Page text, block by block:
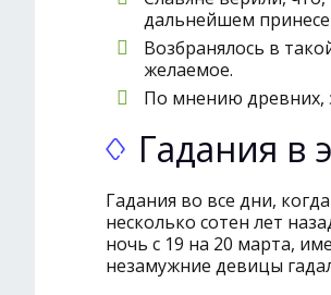
дальнейшем
Возбранялось в
желаемое.
По мнению древних,
Гадания в
Гадания во все дни,
несколько сотен лет
ночь с 19 на 20 марта,
незамужние девицы